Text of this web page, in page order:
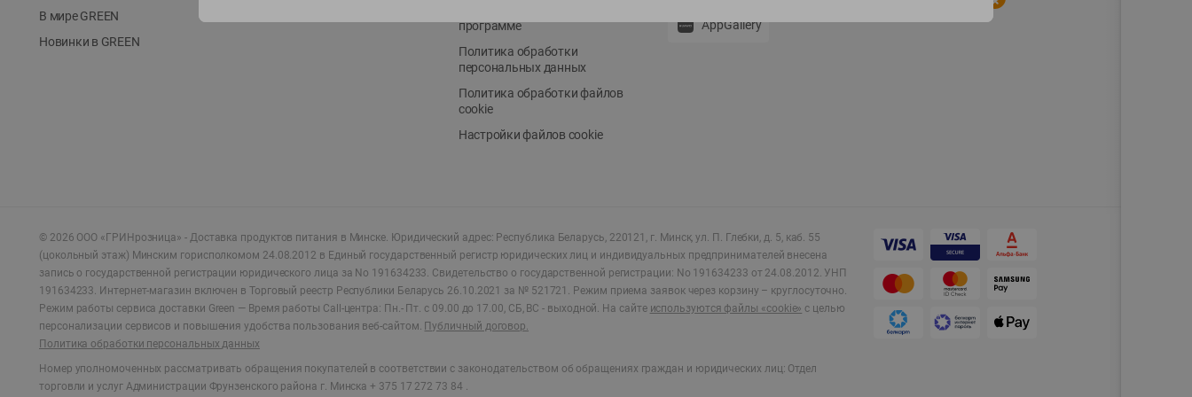
В мире GREEN
Новинки в GREEN
программе
Политика обработки
персональных данных
Политика обработки файлов
cookie
Настройки файлов cookie
AppGallery
© 2026 ООО «ГРИНрозница» - Доставка продуктов питания в Минске. Юридический адрес: Республика Беларусь, 220121, г. Минск, ул. П. Глебки, д. 5, каб. 55
(цокольный этаж) Минским горисполкомом 24.08.2012 в Единый государственный регистр юридических лиц и индивидуальных предпринимателей внесена
запись о государственной регистрации юридического лица за No 191634233. Свидетельство о государственной регистрации: No 191634233 от 24.08.2012. УНП
191634233. Интернет-магазин включен в Торговый реестр Республики Беларусь 26.10.2021 за № 521721. Режим приема заявок через корзину – круглосуточно.
Режим работы сервиса доставки Green — Время работы Call-центра: Пн.- Пт. с 09.00 до 17.00, СБ, ВС - выходной. На сайте используются файлы «cookie» с целью
персонализации сервисов и повышения удобства пользования веб-сайтом. Публичный договор.
Политика обработки персональных данных
Номер уполномоченных рассматривать обращения покупателей в соответствии с законодательством об обращениях граждан и юридических лиц: Отдел
торговли и услуг Администрации Фрунзенского района г. Минска + 375 17 272 73 84 .